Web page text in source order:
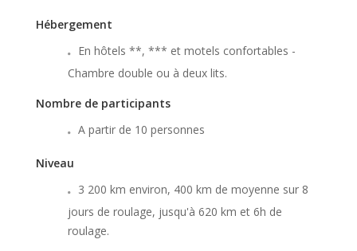
Hébergement
En hôtels **, *** et motels confortables -
Chambre double ou à deux lits.
Nombre de participants
A partir de 10 personnes
Niveau
3 200 km environ, 400 km de moyenne sur 8
jours de roulage, jusqu'à 620 km et 6h de
roulage.